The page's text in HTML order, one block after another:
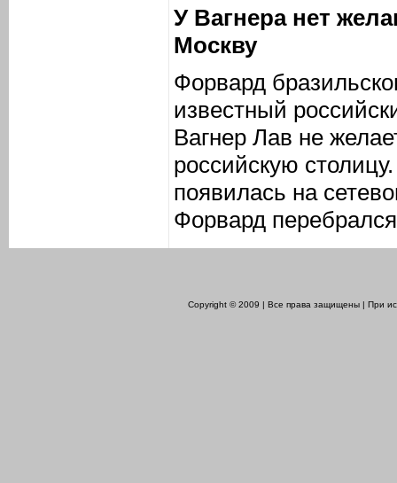
У Вагнера нет
Москву
Форвард
известный
Вагнер Лав не
российскую
появилась на
Форвард
Copyright © 2009 | Все права защищены | При